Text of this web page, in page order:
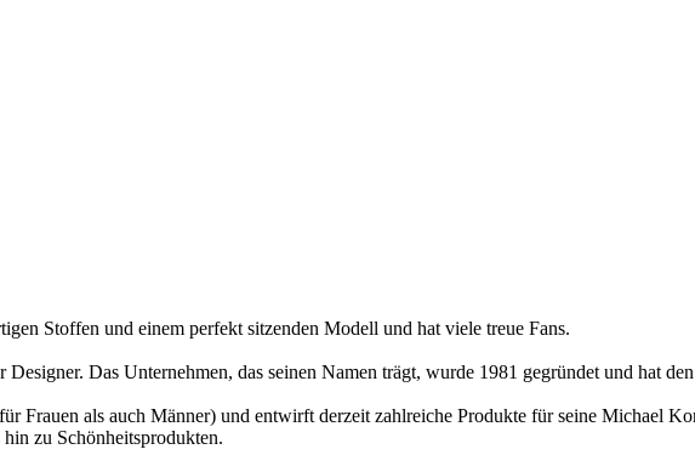
Stoffen und einem perfekt sitzenden Modell und hat viele treue Fans.
Das Unternehmen, das seinen Namen trägt, wurde 1981 gegründet und hat
Frauen als auch Männer) und entwirft derzeit zahlreiche Produkte für seine Michael
zu Schönheitsprodukten.